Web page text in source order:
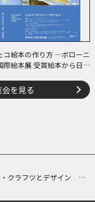
コ絵本の作り方 ―ボローニ
際絵本展 受賞絵本から日･
を見る
・クラフツとデザイン ウ